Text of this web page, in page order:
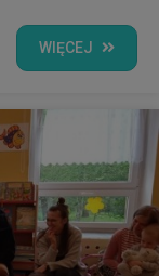
WIĘCEJ